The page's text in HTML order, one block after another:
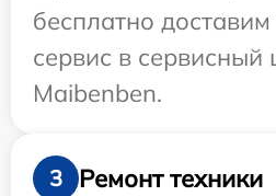
бесплатно
сервис в сервисный
Maibenben.
3 Ремонт техники